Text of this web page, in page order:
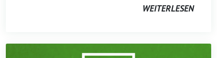
WEITERLESEN